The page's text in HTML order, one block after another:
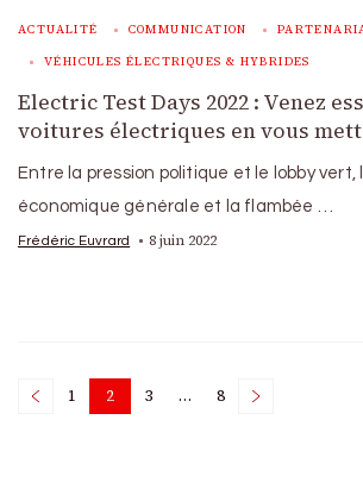
ACTUALITÉ COMMUNICATION
VÉHICULES ÉLECTRIQUES & HYBRIDES
Electric Test Days 2022 : Venez
voitures électriques en vous
Entre la pression politique et le lobby vert,
économique générale et la flambée …
Frédéric Euvrard 8 juin 2022
Posts
Page
1 Page
2 Page
3 … Page
8